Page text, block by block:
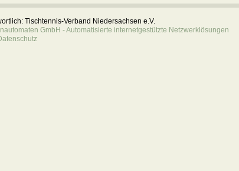
Tischtennis-Verband Niedersachsen e.V.
GmbH - Automatisierte internetgestützte Netzwerklösungen